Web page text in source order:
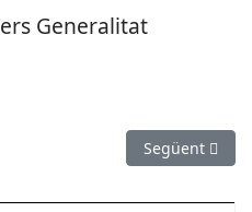
Generalitat
SALA): Adri Sánchez
Article
Següent